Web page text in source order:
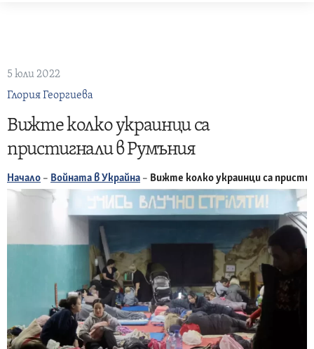
5 юли 2022
Глория Георгиева
Вижте колко украинци са
пристигнали в Румъния
Начало – Войната в Украйна – Вижте колко украинци са